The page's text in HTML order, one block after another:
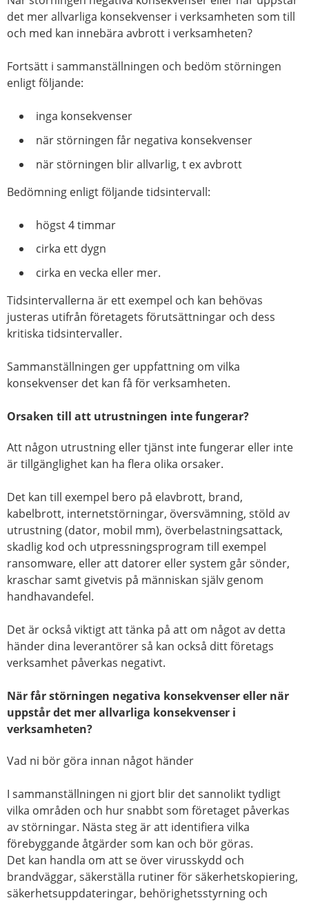
det mer allvarliga konsekvenser i verksamheten som till
och med kan innebära avbrott i verksamheten?
Fortsätt i sammanställningen och bedöm störningen
enligt följande:
inga konsekvenser
när störningen får negativa konsekvenser
när störningen blir allvarlig, t ex avbrott
Bedömning enligt följande tidsintervall:
högst 4 timmar
cirka ett dygn
cirka en vecka eller mer.
Tidsintervallerna är ett exempel och kan behövas
justeras utifrån företagets förutsättningar och dess
kritiska tidsintervaller.
Sammanställningen ger uppfattning om vilka
konsekvenser det kan få för verksamheten.
Orsaken till att utrustningen inte fungerar?
Att någon utrustning eller tjänst inte fungerar eller inte
är tillgänglighet kan ha flera olika orsaker.
Det kan till exempel bero på elavbrott, brand,
kabelbrott, internetstörningar, översvämning, stöld av
utrustning (dator, mobil mm), överbelastningsattack,
skadlig kod och utpressningsprogram till exempel
ransomware, eller att datorer eller system går sönder,
kraschar samt givetvis på människan själv genom
handhavandefel.
Det är också viktigt att tänka på att om något av detta
händer dina leverantörer så kan också ditt företags
verksamhet påverkas negativt.
När får störningen negativa konsekvenser eller när
uppstår det mer allvarliga konsekvenser i
verksamheten?
Vad ni bör göra innan något händer
I sammanställningen ni gjort blir det sannolikt tydligt
vilka områden och hur snabbt som företaget påverkas
av störningar. Nästa steg är att identifiera vilka
förebyggande åtgärder som kan och bör göras.
Det kan handla om att se över virusskydd och
brandväggar, säkerställa rutiner för säkerhetskopiering,
säkerhetsuppdateringar, behörighetsstyrning och